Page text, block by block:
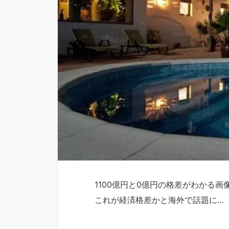
1100億円と0億円の格差がわかる画
これが経済格差かと海外で話題に…